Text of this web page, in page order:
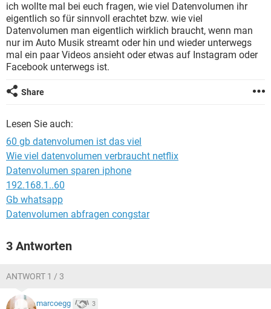
WHATSAPP TIKTOK
FACEBOOK HARDWARE
WINDOWS 10 INSTAGRAM
WHATSAPP TIKTOK
FACEBOOK HARDWARE
ich wollte mal bei euch fragen, wie viel Datenvolumen ihr
eigentlich so für sinnvoll erachtet bzw. wie viel
Datenvolumen man eigentlich wirklich braucht, wenn man
nur im Auto Musik streamt oder hin und wieder unterwegs
mal ein paar Videos ansieht oder etwas auf Instagram oder
Facebook unterwegs ist.
Share
Lesen Sie auch:
60 gb datenvolumen ist das viel
Wie viel datenvolumen verbraucht netflix
Datenvolumen sparen iphone
192.168.1..60
Gb whatsapp
Datenvolumen abfragen congstar
3 Antworten
ANTWORT 1 / 3
marcoegg 3